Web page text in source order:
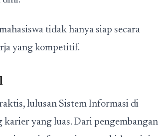
tidak hanya siap secara
yang kompetitif.
lulusan Sistem Informasi di
yang luas. Dari pengembangan